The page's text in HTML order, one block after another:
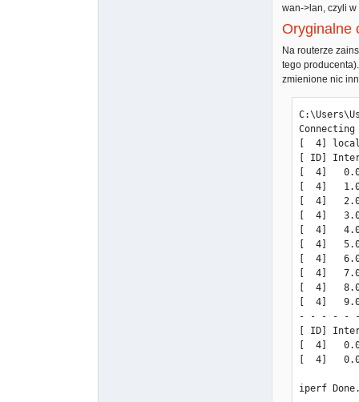
wan->lan, czyli
Oryginalne
Na routerze
tego
zmienione nic
[  4] local
[ ID]
[  4]
[  4]
[  4]
[  4]
[  4]
[  4]
[  4]
[  4]
[  4]
[  4]
- - - - -
[ ID]
[  4]
[  4]
iperf Done.